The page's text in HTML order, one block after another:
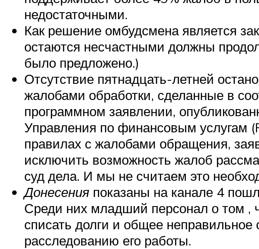
недостаточными.
Как решение омбудсмена является
остаются несчастными должны
было предложено.)
Отсутствие пятнадцать-летней
жалобами обработки, сделанные в
программном заявлении,
Управления по финансовым услугам
правилах с жалобами обращения,
исключить возможность жалоб
суд дела. И мы не считаем это
Донесения показаны на канале 4
Среди них младший персонал о том ,
списать долги и общее
расследованию его работы.